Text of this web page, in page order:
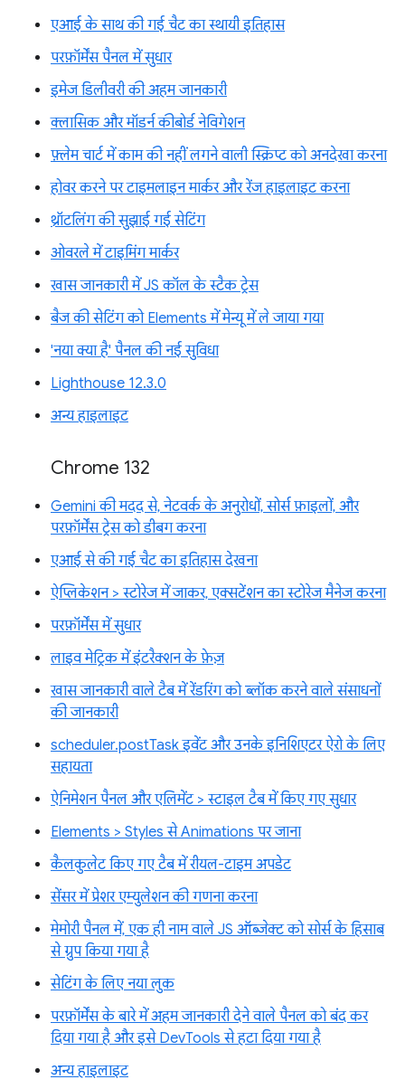
एआई के साथ की गई चैट का स्थायी इतिहास
परफ़ॉर्मेंस पैनल में सुधार
इमेज डिलीवरी की अहम जानकारी
क्लासिक और मॉडर्न कीबोर्ड नेविगेशन
फ़्लेम चार्ट में काम की नहीं लगने वाली स्क्रिप्ट को अनदेखा करना
होवर करने पर टाइमलाइन मार्कर और रेंज हाइलाइट करना
थ्रॉटलिंग की सुझाई गई सेटिंग
ओवरले में टाइमिंग मार्कर
खास जानकारी में JS कॉल के स्टैक ट्रेस
बैज की सेटिंग को Elements में मेन्यू में ले जाया गया
'नया क्या है' पैनल की नई सुविधा
Lighthouse 12.3.0
अन्य हाइलाइट
Chrome 132
Gemini की मदद से, नेटवर्क के अनुरोधों, सोर्स फ़ाइलों, और
परफ़ॉर्मेंस ट्रेस को डीबग करना
एआई से की गई चैट का इतिहास देखना
ऐप्लिकेशन > स्टोरेज में जाकर, एक्सटेंशन का स्टोरेज मैनेज करना
परफ़ॉर्मेंस में सुधार
लाइव मेट्रिक में इंटरैक्शन के फ़ेज़
खास जानकारी वाले टैब में रेंडरिंग को ब्लॉक करने वाले संसाधनों
की जानकारी
scheduler.postTask इवेंट और उनके इनिशिएटर ऐरो के लिए
सहायता
ऐनिमेशन पैनल और एलिमेंट > स्टाइल टैब में किए गए सुधार
Elements > Styles से Animations पर जाना
कैलकुलेट किए गए टैब में रीयल-टाइम अपडेट
सेंसर में प्रेशर एम्युलेशन की गणना करना
मेमोरी पैनल में, एक ही नाम वाले JS ऑब्जेक्ट को सोर्स के हिसाब
से ग्रुप किया गया है
सेटिंग के लिए नया लुक
परफ़ॉर्मेंस के बारे में अहम जानकारी देने वाले पैनल को बंद कर
दिया गया है और इसे DevTools से हटा दिया गया है
अन्य हाइलाइट